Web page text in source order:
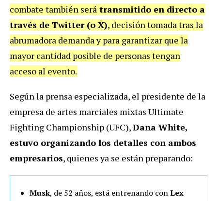
combate también será transmitido en directo a
través de Twitter (o X), decisión tomada tras la
abrumadora demanda y para garantizar que la
mayor cantidad posible de personas tengan
acceso al evento.
Según la prensa especializada, el presidente de la
empresa de artes marciales mixtas Ultimate
Fighting Championship (UFC),Dana White,
estuvo organizando los detalles con ambos
empresarios, quienes ya se están preparando:
Musk, de 52 años, está entrenando conLex